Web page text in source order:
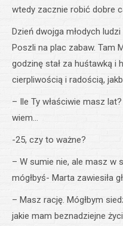
wtedy zacznie robić dobre
Dzień dwojga młodych
Poszli na plac zabaw. Tam
godzinę stał za huśtawką i
cierpliwością i radością,
– Ile Ty właściwie masz
wiem…
-25, czy to ważne?
– W sumie nie, ale masz w
mógłbyś- Marta zawiesiła
– Masz rację. Mógłbym
jakie mam beznadziejne